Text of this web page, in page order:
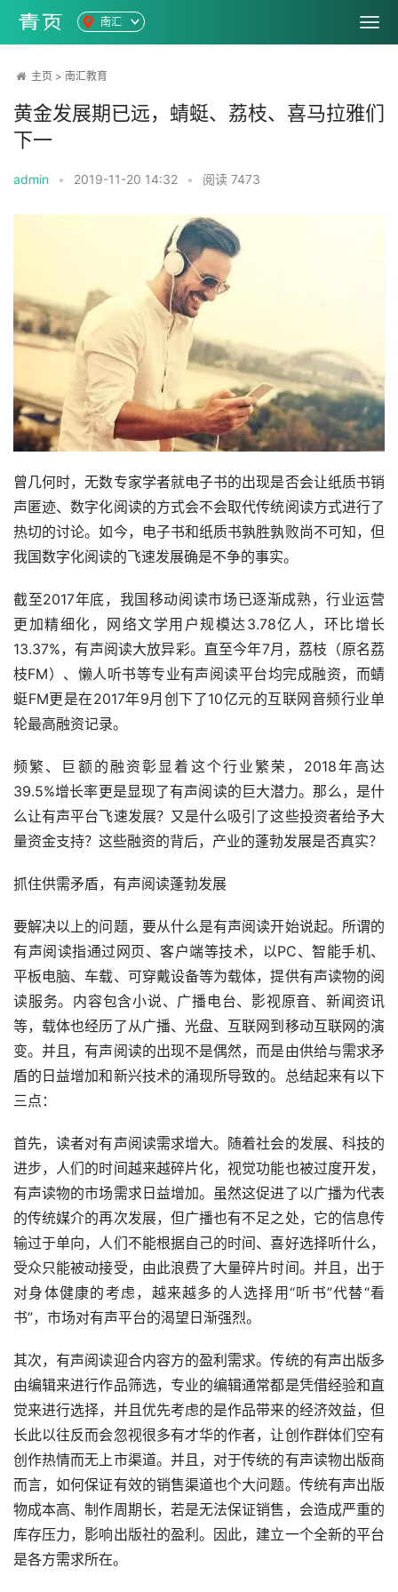
南汇
主页 > 南汇教育
黄金发展期已远，蜻蜓、荔枝、喜马拉雅们
下一
admin • 2019-11-20 14:32 • 阅读 7473
曾几何时，无数专家学者就电子书的出现是否会让纸质书销
声匿迹、数字化阅读的方式会不会取代传统阅读方式进行了
热切的讨论。如今，电子书和纸质书孰胜孰败尚不可知，但
我国数字化阅读的飞速发展确是不争的事实。
截至2017年底，我国移动阅读市场已逐渐成熟，行业运营
更加精细化，网络文学用户规模达3.78亿人，环比增长
13.37%，有声阅读大放异彩。直至今年7月，荔枝（原名荔
枝FM）、懒人听书等专业有声阅读平台均完成融资，而蜻
蜓FM更是在2017年9月创下了10亿元的互联网音频行业单
轮最高融资记录。
频繁、巨额的融资彰显着这个行业繁荣，2018年高达
39.5%增长率更是显现了有声阅读的巨大潜力。那么，是什
么让有声平台飞速发展？又是什么吸引了这些投资者给予大
量资金支持？这些融资的背后，产业的蓬勃发展是否真实？
抓住供需矛盾，有声阅读蓬勃发展
要解决以上的问题，要从什么是有声阅读开始说起。所谓的
有声阅读指通过网页、客户端等技术，以PC、智能手机、
平板电脑、车载、可穿戴设备等为载体，提供有声读物的阅
读服务。内容包含小说、广播电台、影视原音、新闻资讯
等，载体也经历了从广播、光盘、互联网到移动互联网的演
变。并且，有声阅读的出现不是偶然，而是由供给与需求矛
盾的日益增加和新兴技术的涌现所导致的。总结起来有以下
三点：
首先，读者对有声阅读需求增大。随着社会的发展、科技的
进步，人们的时间越来越碎片化，视觉功能也被过度开发，
有声读物的市场需求日益增加。虽然这促进了以广播为代表
的传统媒介的再次发展，但广播也有不足之处，它的信息传
输过于单向，人们不能根据自己的时间、喜好选择听什么，
受众只能被动接受，由此浪费了大量碎片时间。并且，出于
对身体健康的考虑，越来越多的人选择用“听书”代替“看
书”，市场对有声平台的渴望日渐强烈。
其次，有声阅读迎合内容方的盈利需求。传统的有声出版多
由编辑来进行作品筛选，专业的编辑通常都是凭借经验和直
觉来进行选择，并且优先考虑的是作品带来的经济效益，但
长此以往反而会忽视很多有才华的作者，让创作群体们空有
创作热情而无上市渠道。并且，对于传统的有声读物出版商
而言，如何保证有效的销售渠道也个大问题。传统有声出版
物成本高、制作周期长，若是无法保证销售，会造成严重的
库存压力，影响出版社的盈利。因此，建立一个全新的平台
是各方需求所在。